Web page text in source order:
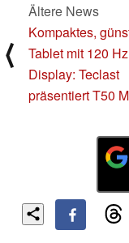
⟨
Ältere News
Kompaktes,
Tablet mit 120 Hz
Display: Teclast
präsentiert T50